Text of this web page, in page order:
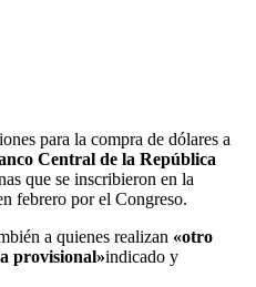
para la compra de dólares a
Central de la República
que se inscribieron en la
febrero por el Congreso.
a quienes realizan «otro
provisional»indicado y